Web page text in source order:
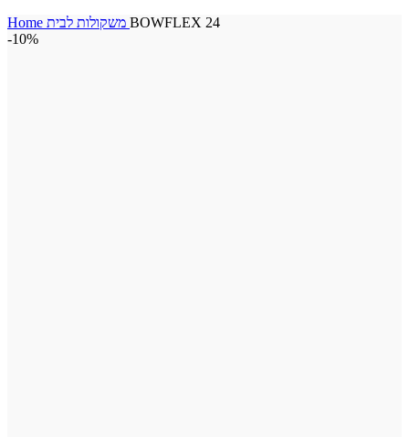
Home
BOWFLEX 24
-10%